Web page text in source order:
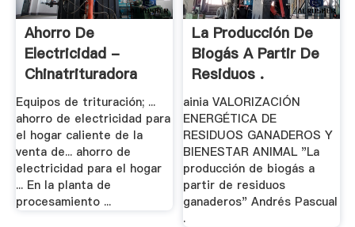
Ahorro De
Electricidad -
Chinatrituradora
Equipos de trituración; ...
ahorro de electricidad para
el hogar caliente de la
venta de... ahorro de
electricidad para el hogar
... En la planta de
procesamiento ...
La Producción De
Biogás A Partir De
Residuos .
ainia VALORIZACIÓN
ENERGÉTICA DE
RESIDUOS GANADEROS Y
BIENESTAR ANIMAL "La
producción de biogás a
partir de residuos
ganaderos" Andrés Pascual
.